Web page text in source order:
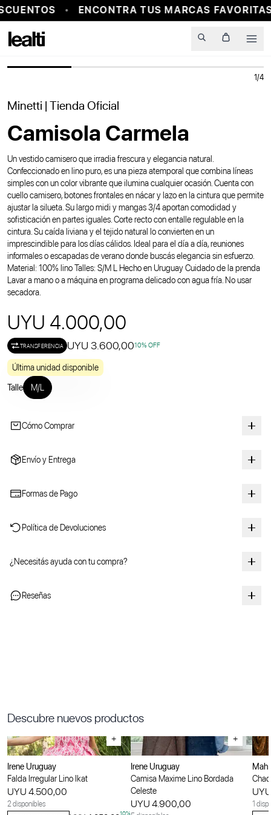
ENCONTRA TUS MARCAS
PROBADOR VIRTUAL
1/4
Minetti | Tienda Oficial
Camisola Carmela
Un vestido camisero que irradia frescura y elegancia natural.
Confeccionado en lino puro, es una pieza atemporal que combina líneas
simples con un color vibrante que ilumina cualquier ocasión. Cuenta con
cuello camisero, botones frontales en nácar y lazo en la cintura que permite
ajustar la silueta. Su largo midi y mangas 3/4 aportan comodidad y
sofisticación en partes iguales. Corte recto con entalle regulable en la
cintura. Su caída liviana y el tejido natural lo convierten en un
imprescindible para los días cálidos. Ideal para el día a día, reuniones
informales o escapadas de verano donde buscás elegancia sin esfuerzo.
Material: 100% lino Talles: S/M L Hecho en Uruguay Cuidado de la prenda
Lavar a mano o a máquina en programa delicado con agua fría. No usar
secadora.
UYU 4.000,00
TRANSFERENCIA UYU 3.600,0010% OFF
Última unidad disponible
Talle M/L
Cómo Comprar
Envío y Entrega
Formas de Pago
Política de Devoluciones
¿Necesitás ayuda con tu compra?
Reseñas
Descubre nuevos productos
+
Irene Uruguay
Falda Irregular Lino Ikat
UYU 4.500,00
2 disponibles
10%
+
Irene Uruguay
Camisa Maxime Lino Bordada
Celeste
UYU 4.900,00 1